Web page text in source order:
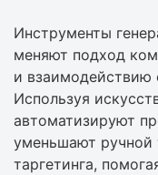
Инструменты
меняют подход
и взаимодействию
Используя
автоматизируют
уменьшают ручной
таргетинга,